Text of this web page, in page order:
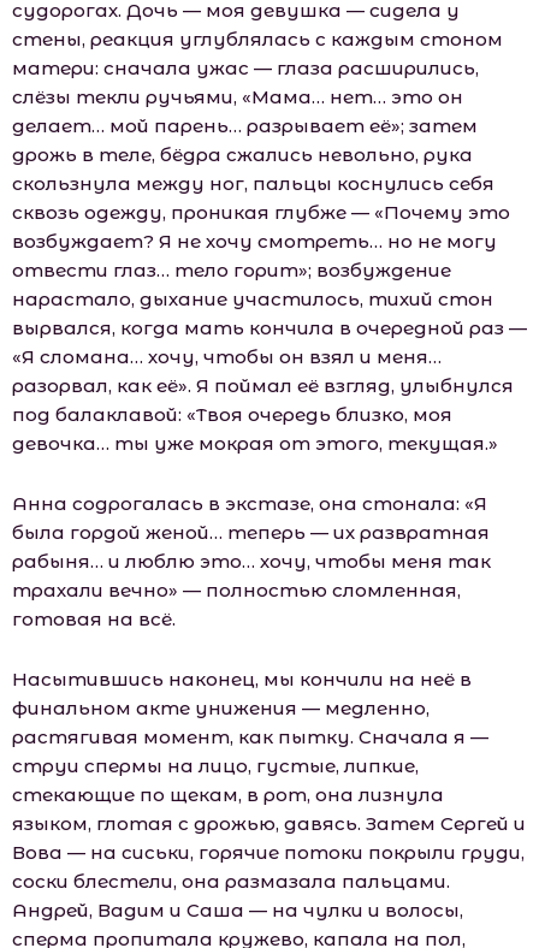
судорогах. Дочь — моя девушка — сидела у
стены, реакция углублялась с каждым стоном
матери: сначала ужас — глаза расширились,
слёзы текли ручьями, «Мама… нет… это он
делает… мой парень… разрывает её»; затем
дрожь в теле, бёдра сжались невольно, рука
скользнула между ног, пальцы коснулись себя
сквозь одежду, проникая глубже — «Почему это
возбуждает? Я не хочу смотреть… но не могу
отвести глаз… тело горит»; возбуждение
нарастало, дыхание участилось, тихий стон
вырвался, когда мать кончила в очередной раз —
«Я сломана… хочу, чтобы он взял и меня…
разорвал, как её». Я поймал её взгляд, улыбнулся
под балаклавой: «Твоя очередь близко, моя
девочка… ты уже мокрая от этого, текущая.»
Анна содрогалась в экстазе, она стонала: «Я
была гордой женой… теперь — их развратная
рабыня… и люблю это… хочу, чтобы меня так
трахали вечно» — полностью сломленная,
готовая на всё.
Насытившись наконец, мы кончили на неё в
финальном акте унижения — медленно,
растягивая момент, как пытку. Сначала я —
струи спермы на лицо, густые, липкие,
стекающие по щекам, в рот, она лизнула
языком, глотая с дрожью, давясь. Затем Сергей и
Вова — на сиськи, горячие потоки покрыли груди,
соски блестели, она размазала пальцами.
Андрей, Вадим и Саша — на чулки и волосы,
сперма пропитала кружево, капала на пол,